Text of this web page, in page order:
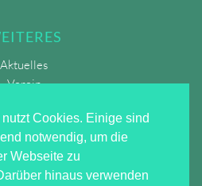
Aktuelles
Verein
Cookies. Einige sind
notwendig, um die
Webseite zu
hinaus verwenden